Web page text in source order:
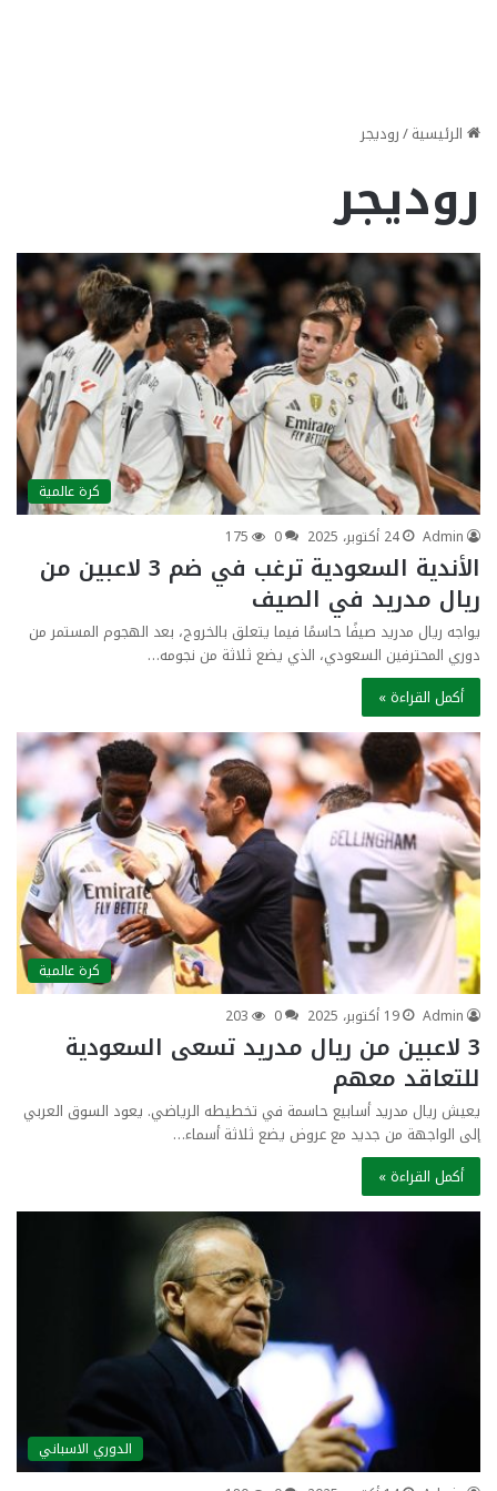
الرئيسية/روديجر
روديجر
كرة عالمية
Admin
24 أكتوبر، 2025 0
175
الأندية السعودية ترغب في ضم 3 لاعبين من
ريال مدريد في الصيف
يواجه ريال مدريد صيفًا حاسمًا فيما يتعلق بالخروج، بعد الهجوم المستمر من
دوري المحترفين السعودي، الذي يضع ثلاثة من نجومه…
أكمل القراءة »
كرة عالمية
Admin
19 أكتوبر، 2025 0
203
3 لاعبين من ريال مدريد تسعى السعودية
للتعاقد معهم
يعيش ريال مدريد أسابيع حاسمة في تخطيطه الرياضي. يعود السوق العربي
إلى الواجهة من جديد مع عروض يضع ثلاثة أسماء…
أكمل القراءة »
الدوري الاسباني